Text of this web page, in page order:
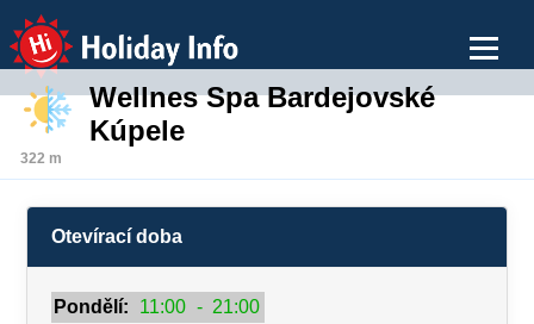
Holiday Info
Wellnes Spa Bardejovské
Kúpele
322 m
Otevírací doba
Pondělí: 11:00 - 21:00